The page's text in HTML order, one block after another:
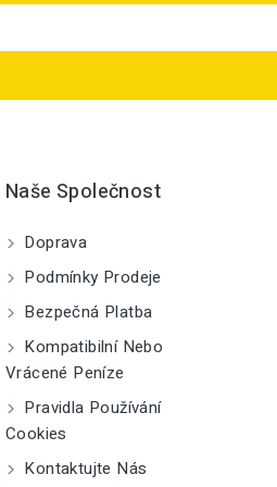
Naše Společnost
Doprava
Podmínky Prodeje
Bezpečná Platba
Kompatibilní Nebo
Vrácené Peníze
Pravidla Používání
Cookies
Kontaktujte Nás